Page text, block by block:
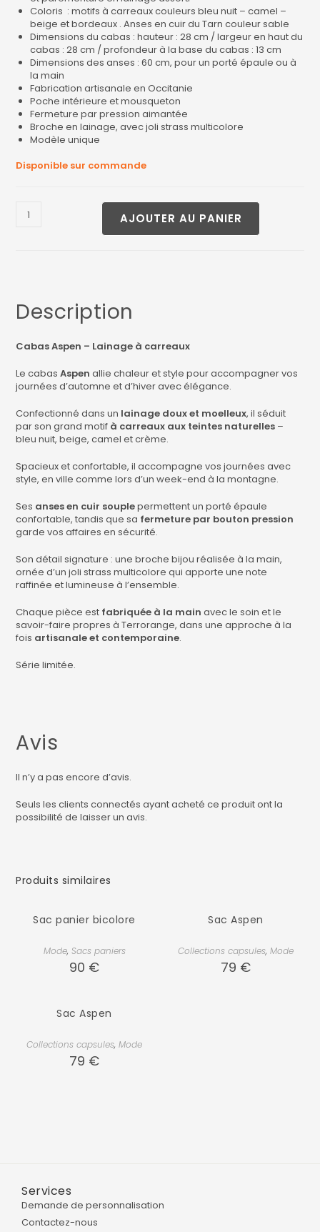
Coloris : motifs à carreaux couleurs bleu nuit – camel –
beige et bordeaux . Anses en cuir du Tarn couleur sable
Dimensions du cabas : hauteur : 28 cm / largeur en haut du
cabas : 28 cm / profondeur à la base du cabas : 13 cm
Dimensions des anses : 60 cm, pour un porté épaule ou à
la main
Fabrication artisanale en Occitanie
Poche intérieure et mousqueton
Fermeture par pression aimantée
Broche en lainage, avec joli strass multicolore
Modèle unique
Disponible sur commande
AJOUTER AU PANIER
Description
Cabas Aspen – Lainage à carreaux
Le cabasAspen allie chaleur et style pour accompagner vos
journées d’automne et d’hiver avec élégance.
Confectionné dans un lainage doux et moelleux, il séduit
par son grand motif à carreaux aux teintes naturelles –
bleu nuit, beige, camel et crème.
Spacieux et confortable, il accompagne vos journées avec
style, en ville comme lors d’un week-end à la montagne.
Ses anses en cuir souplepermettent un porté épaule
confortable, tandis que sa fermeture par bouton pression
garde vos affaires en sécurité.
Son détail signature : une broche bijou réalisée à la main,
ornée d’un joli strass multicolore qui apporte une note
raffinée et lumineuse à l’ensemble.
Chaque pièce est fabriquée à la main avec le soin et le
savoir-faire propres à Terrorange, dans une approche à la
fois artisanale et contemporaine.
Série limitée.
Avis
Il n’y a pas encore d’avis.
Seuls les clients connectés ayant acheté ce produit ont la
possibilité de laisser un avis.
Produits similaires
Sac panier bicolore
Mode, Sacs paniers
90 €
Sac Aspen
Collections capsules, Mode
79 €
Sac Aspen
Collections capsules,Mode
79 €
Services
Demande de personnalisation
Contactez-nous